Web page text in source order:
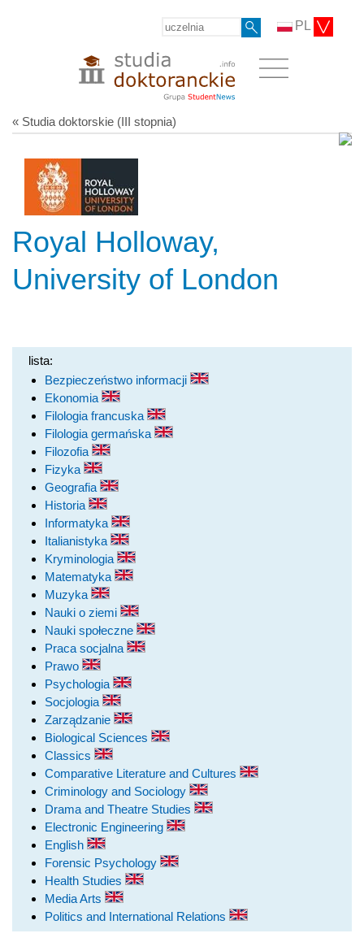
PL
« Studia doktorskie (III stopnia)
Royal Holloway,
University of London
lista:
Bezpieczeństwo informacji
Ekonomia
Filologia francuska
Filologia germańska
Filozofia
Fizyka
Geografia
Historia
Informatyka
Italianistyka
Kryminologia
Matematyka
Muzyka
Nauki o ziemi
Nauki społeczne
Praca socjalna
Prawo
Psychologia
Socjologia
Zarządzanie
Biological Sciences
Classics
Comparative Literature and Cultures
Criminology and Sociology
Drama and Theatre Studies
Electronic Engineering
English
Forensic Psychology
Health Studies
Media Arts
Politics and International Relations